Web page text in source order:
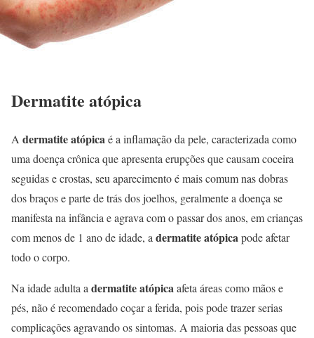
Dermatite atópica
A dermatite atópicaé a inflamação da pele, caracterizada como
uma doença crônica que apresenta erupções que causam coceira
seguidas e crostas, seu aparecimento é mais comum nas dobras
dos braços e parte de trás dos joelhos, geralmente a doença se
manifesta na infância e agrava com o passar dos anos, em crianças
com menos de 1 ano de idade, a dermatite atópicapode afetar
todo o corpo.
Na idade adulta a dermatite atópicaafeta áreas como mãos e
pés, não é recomendado coçar a ferida, pois pode trazer serias
complicações agravando os sintomas. A maioria das pessoas que